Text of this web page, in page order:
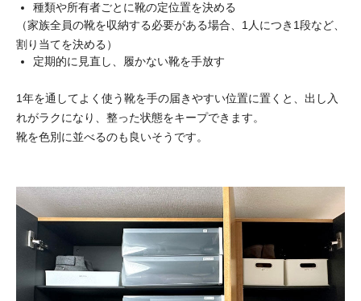
種類や所有者ごとに靴の定位置を決める
（家族全員の靴を収納する必要がある場合、1人につき1段など、
割り当てを決める）
定期的に見直し、履かない靴を手放す
1年を通してよく使う靴を手の届きやすい位置に置くと、出し入
れがラクになり、整った状態をキープできます。
靴を色別に並べるのも良いそうです。